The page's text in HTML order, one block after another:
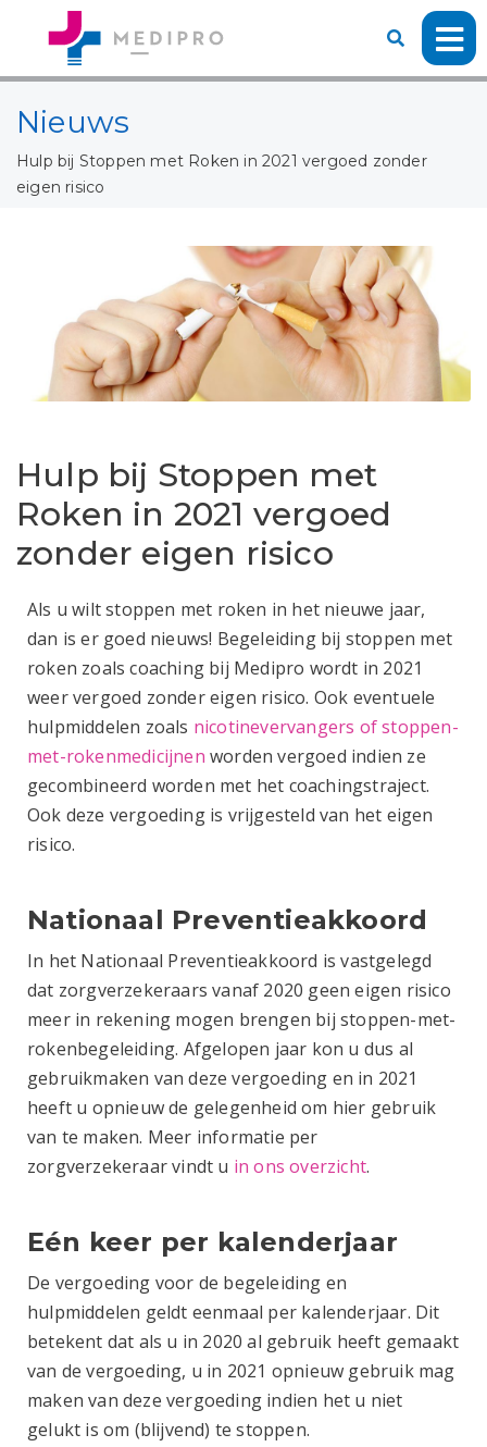
Nieuws
Hulp bij Stoppen met Roken in 2021 vergoed zonder
eigen risico
Hulp bij Stoppen met
Roken in 2021 vergoed
zonder eigen risico
Als u wilt stoppen met roken in het nieuwe jaar,
dan is er goed nieuws! Begeleiding bij stoppen met
roken zoals coaching bij Medipro wordt in 2021
weer vergoed zonder eigen risico. Ook eventuele
hulpmiddelen zoals nicotinevervangers of stoppen-
met-rokenmedicijnen worden vergoed indien ze
gecombineerd worden met het coachingstraject.
Ook deze vergoeding is vrijgesteld van het eigen
risico.
Nationaal Preventieakkoord
In het Nationaal Preventieakkoord is vastgelegd
dat zorgverzekeraars vanaf 2020 geen eigen risico
meer in rekening mogen brengen bij stoppen-met-
rokenbegeleiding. Afgelopen jaar kon u dus al
gebruikmaken van deze vergoeding en in 2021
heeft u opnieuw de gelegenheid om hier gebruik
van te maken. Meer informatie per
zorgverzekeraar vindt u in ons overzicht.
Eén keer per kalenderjaar
De vergoeding voor de begeleiding en
hulpmiddelen geldt eenmaal per kalenderjaar. Dit
betekent dat als u in 2020 al gebruik heeft gemaakt
van de vergoeding, u in 2021 opnieuw gebruik mag
maken van deze vergoeding indien het u niet
gelukt is om (blijvend) te stoppen.